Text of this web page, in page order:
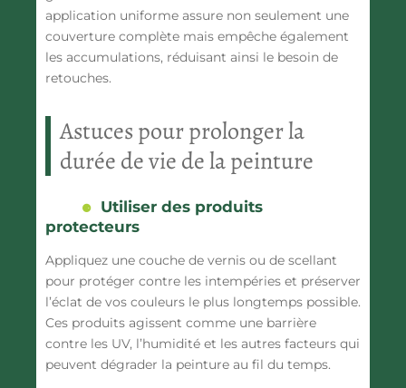
application uniforme assure non seulement une
couverture complète mais empêche également
les accumulations, réduisant ainsi le besoin de
retouches.
Astuces pour prolonger la
durée de vie de la peinture
Utiliser des produits
protecteurs
Appliquez une couche de vernis ou de scellant
pour protéger contre les intempéries et préserver
l’éclat de vos couleurs le plus longtemps possible.
Ces produits agissent comme une barrière
contre les UV, l’humidité et les autres facteurs qui
peuvent dégrader la peinture au fil du temps.